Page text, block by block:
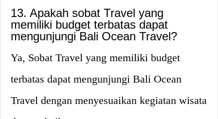
13. Apakah sobat Travel yang
memiliki budget terbatas dapat
mengunjungi Bali Ocean Travel?
Ya, Sobat Travel yang memiliki budget
terbatas dapat mengunjungi Bali Ocean
Travel dengan menyesuaikan kegiatan wisata